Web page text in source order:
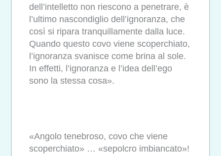
dell’intelletto non riescono a penetrare, è
l’ultimo nascondiglio dell’ignoranza, che
così si ripara tranquillamente dalla luce.
Quando questo covo viene scoperchiato,
l’ignoranza svanisce come brina al sole.
In effetti, l’ignoranza e l’idea dell’ego
sono la stessa cosa».
«Angolo tenebroso, covo che viene
scoperchiato» … «sepolcro imbiancato»!